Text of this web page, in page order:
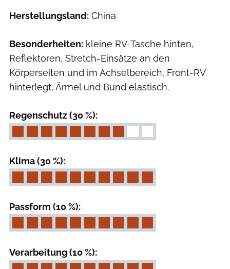
Herstellungsland: China
Besonderheiten: kleine RV-Tasche hinten,
Reflektoren, Stretch-Einsätze an den
Körperseiten und im Achselbereich, Front-RV
hinterlegt, Ärmel und Bund elastisch.
Regenschutz (30 %):
Klima (30 %):
Passform (10 %):
Verarbeitung (10 %):